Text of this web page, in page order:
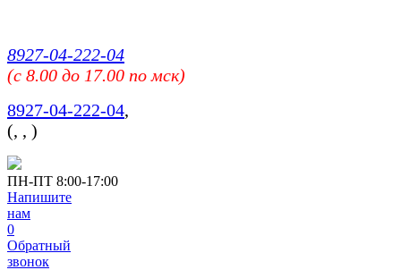
8927-04-222-04
(c 8.00 до 17.00 по мск)
8927-04-222-04,
(, , )
ПН-ПТ 8:00-17:00
Напишите
нам
0
Обратный
звонок